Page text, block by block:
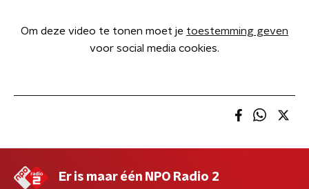
Om deze video te tonen moet je toestemming geven
voor social media cookies.
Er is maar één NPO Radio 2